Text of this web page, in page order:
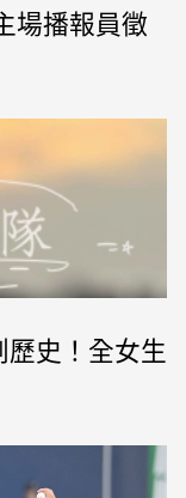
場播報員徵
史！全女生